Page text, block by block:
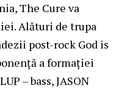
The Cure va
Alături de trupa
post-rock God is
a formației
– bass, JASON